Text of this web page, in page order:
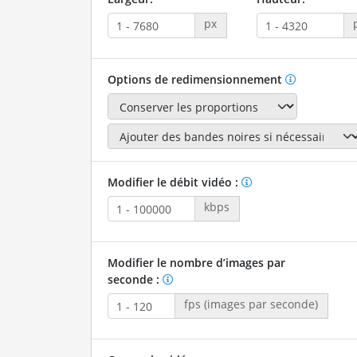
px
Options de redimensionnement
Modifier le débit vidéo :
kbps
Modifier le nombre d’images par
seconde :
fps (images par seconde)